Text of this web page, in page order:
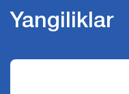
Yangiliklar